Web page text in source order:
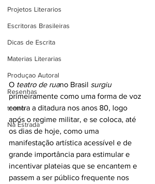
Projetos Literarios
Escritoras Brasileiras
Dicas de Escrita
Materias Literarias
Produçao Autoral
Resenhas
teatro
Na Estrada
O teatro de ruano Brasil surgiu
primeiramente como uma forma de voz
contra a ditadura nos anos 80, logo
após o regime militar, e se coloca, até
os dias de hoje, como uma
manifestação artística acessível e de
grande importância para estimular e
incentivar plateias que se encantem e
passem a ser público frequente nos